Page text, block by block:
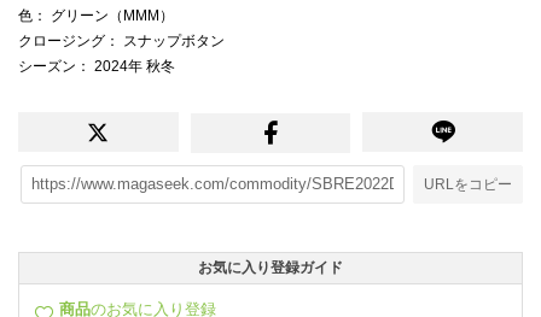
色 ： グリーン（MMM）
クロージング ： スナップボタン
シーズン ： 2024年 秋冬
URLをコピー
お気に入り登録ガイド
商品のお気に入り登録